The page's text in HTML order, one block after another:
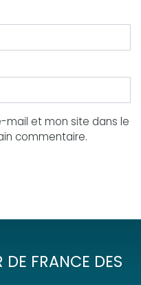
mail et mon site dans le
commentaire.
FRANCE DES